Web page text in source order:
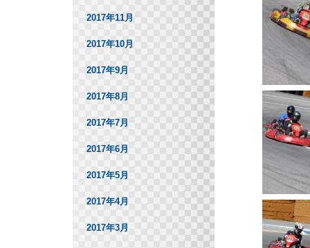
2017年11月
2017年10月
2017年9月
2017年8月
2017年7月
2017年6月
2017年5月
2017年4月
2017年3月